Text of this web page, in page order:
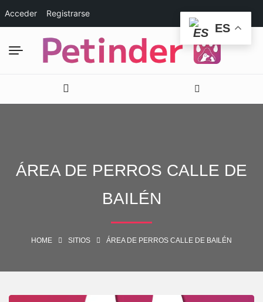
Acceder Registrarse
ÁREA DE PERROS CALLE DE
BAILÉN
HOME SITIOS ÁREA DE PERROS CALLE DE BAILÉN
ES